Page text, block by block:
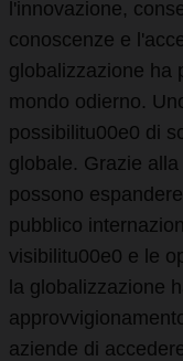
l'innovazione,
conoscenze e
globalizzazione ha
mondo odierno.
possibilitu00e0 di
globale. Grazie
possono
pubblico
visibilitu00e0 e le
la globalizzazione
aziende di